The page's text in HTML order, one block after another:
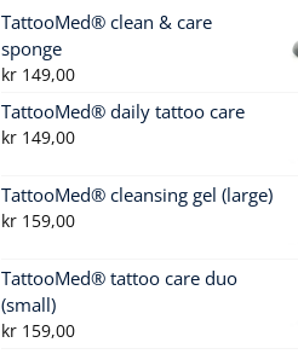
TattooMed® clean & care
sponge
kr 149,00
TattooMed® daily tattoo care
kr 149,00
TattooMed® cleansing gel (large)
kr 159,00
TattooMed® tattoo care duo
(small)
kr 159,00